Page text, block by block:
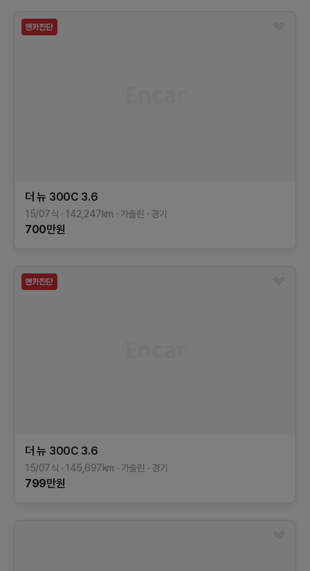
더 뉴 300C 3.6
15/07식 142,247km 가솔린 경기
700만원
더 뉴 300C 3.6
15/07식 145,697km 가솔린 경기
799만원